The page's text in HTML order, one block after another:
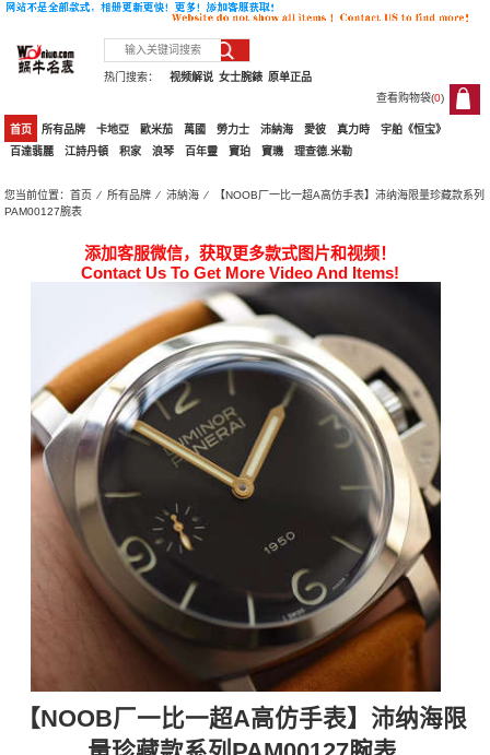
热门搜索： 原单正品
女士腕錶
视频解说
查看购物袋(0)
0
首页 所有品牌 卡地亞 歐米茄 萬國 勞力士 沛納海 愛彼 真力時
宇舶《恒宝》
百達翡麗
江詩丹頓 积家 浪琴 百年靈 寶珀 寶璣 理查德.米勒
您当前位置：首页 ⁄所有品牌 ⁄沛納海 ⁄ 【NOOB厂一比一超A高仿手表】沛纳海限量珍藏款系列
PAM00127腕表
添加客服微信，获取更多款式图片和视频！
Contact Us To Get More Video And Items!
【NOOB厂一比一超A高仿手表】沛纳海限